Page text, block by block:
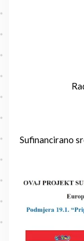
Sufinancirano